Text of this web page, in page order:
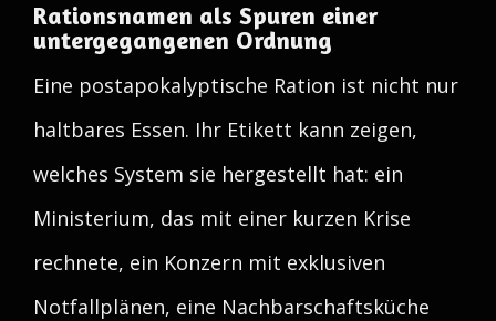
Rationsnamen als Spuren einer
untergegangenen Ordnung
Eine postapokalyptische Ration ist nicht nur
haltbares Essen. Ihr Etikett kann zeigen,
welches System sie hergestellt hat: ein
Ministerium, das mit einer kurzen Krise
rechnete, ein Konzern mit exklusiven
Notfallplänen, eine Nachbarschaftsküche